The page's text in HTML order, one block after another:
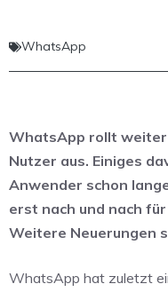
WhatsApp
WhatsApp rollt
Nutzer aus. Einiges
Anwender schon
erst nach und nach
Weitere Neuerungen
WhatsApp hat zuletzt